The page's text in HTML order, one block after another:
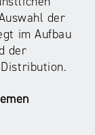
der
im Aufbau
der